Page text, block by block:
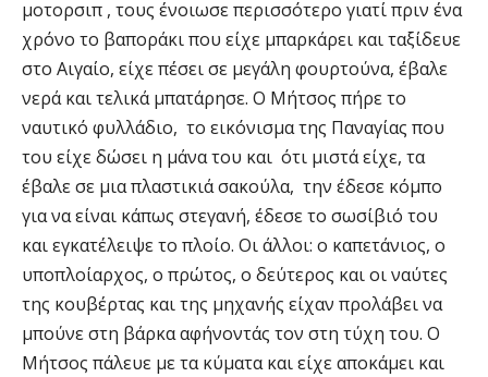
μοτορσιπ , τους ένοιωσε περισσότερο γιατί πριν ένα
χρόνο το βαποράκι που είχε μπαρκάρει και ταξίδευε
στο Αιγαίο, είχε πέσει σε μεγάλη φουρτούνα, έβαλε
νερά και τελικά μπατάρησε. Ο Μήτσος πήρε το
ναυτικό φυλλάδιο, το εικόνισμα της Παναγίας που
του είχε δώσει η μάνα του και ότι μιστά είχε, τα
έβαλε σε μια πλαστικιά σακούλα, την έδεσε κόμπο
για να είναι κάπως στεγανή, έδεσε το σωσίβιό του
και εγκατέλειψε το πλοίο. Οι άλλοι: ο καπετάνιος, ο
υποπλοίαρχος, ο πρώτος, ο δεύτερος και οι ναύτες
της κουβέρτας και της μηχανής είχαν προλάβει να
μπούνε στη βάρκα αφήνοντάς τον στη τύχη του. Ο
Μήτσος πάλευε με τα κύματα και είχε αποκάμει και